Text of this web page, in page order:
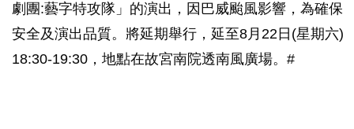
劇團:藝字特攻隊」的演出，因巴威颱風影響，為確保
安全及演出品質。將延期舉行，延至8月22日(星期六)
18:30-19:30，地點在故宮南院透南風廣場。#